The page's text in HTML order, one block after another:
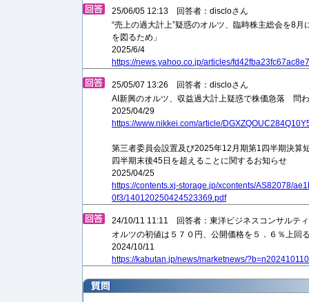
25/06/05 12:13 回答者：discloさん
“売上の過大計上”疑惑のオルツ、臨時株主総会を8
を図るため」
2025/6/4
https://news.yahoo.co.jp/articles/
25/05/07 13:26 回答者：discloさん
AI新興のオルツ、収益過大計上疑惑で株価急落 問
2025/04/29
https://www.nikkei.com/article/
第三者委員会設置及び2025年12⽉期第1四半期決算
四半期末後45⽇を超えることに関するお知らせ
2025/04/25
https://contents.xj-storage.jp/xcontents/AS82078/
0f3/140120250424523369.pdf
24/10/11 11:11 回答者：東洋ビジネスコンサルテ
オルツの初値は５７０円、公開価格を５．６％上回
2024/10/11
https://kabutan.jp/news/marketnews/